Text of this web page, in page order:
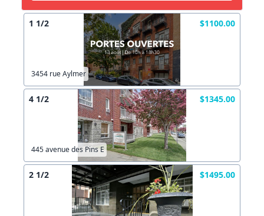
1 1/2 $1100.00
3454 rue Aylmer
4 1/2 $1345.00
445 avenue des Pins E
2 1/2 $1495.00
X Fermer Envoyez